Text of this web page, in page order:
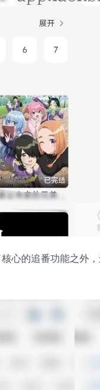
心的追番功能之外